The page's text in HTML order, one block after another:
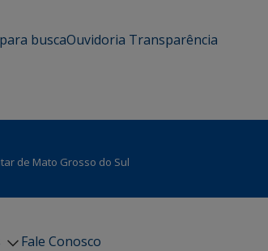
buscaOuvidoria Transparência
de Mato Grosso do Sul
Fale Conosco